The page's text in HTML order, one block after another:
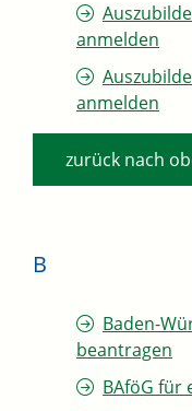
anmelden
anmelden
zurück nach
B
Baden-
beantragen
BAföG für